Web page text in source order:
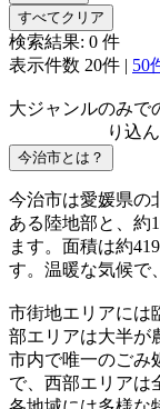
すべてクリア
検索結果: 0 件
表示件数 20件 | 50
大ジャンルのみで
り込
今治市とは？
今治市は愛媛県の
ある陸地部と、約
ます。面積は約
す。温暖な気候で
市街地エリアには
部エリアは大半が
市内で唯一のごみ
で、西部エリアは